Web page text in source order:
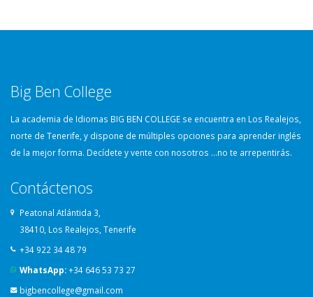
Big Ben College
La academia de Idiomas BIG BEN COLLEGE se encuentra en Los Realejos,
norte de Tenerife, y dispone de múltiples opciones para aprender inglés
de la mejor forma. Decídete y vente con nosotros …no te arrepentirás.
Contáctenos
Peatonal Atlántida 3,
38410, Los Realejos, Tenerife
+34 922 34 48 79
WhatsApp:+34 646 53 73 27
bigbencollege@gmail.com